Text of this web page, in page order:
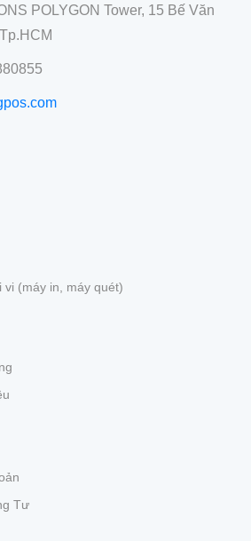
POLYGON Tower, 15 Bế Văn
vi (máy in, máy quét)
Tư